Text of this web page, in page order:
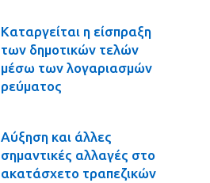
Καταργείται η είσπραξη
των δημοτικών τελών
μέσω των λογαριασμών
ρεύματος
Αύξηση και άλλες
σημαντικές αλλαγές στο
ακατάσχετο τραπεζικών